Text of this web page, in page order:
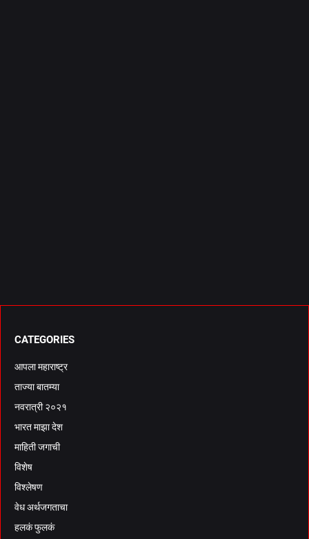
CATEGORIES
आपला महाराष्ट्र
ताज्या बातम्या
नवरात्री २०२१
भारत माझा देश
माहिती जगाची
विशेष
विश्लेषण
वेध अर्थजगताचा
हलकं फुलकं